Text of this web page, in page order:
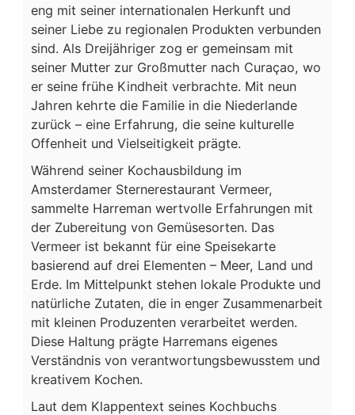
eng mit seiner internationalen Herkunft und
seiner Liebe zu regionalen Produkten verbunden
sind. Als Dreijähriger zog er gemeinsam mit
seiner Mutter zur Großmutter nach Curaçao, wo
er seine frühe Kindheit verbrachte. Mit neun
Jahren kehrte die Familie in die Niederlande
zurück – eine Erfahrung, die seine kulturelle
Offenheit und Vielseitigkeit prägte.
Während seiner Kochausbildung im
Amsterdamer Sternerestaurant Vermeer,
sammelte Harreman wertvolle Erfahrungen mit
der Zubereitung von Gemüsesorten. Das
Vermeer ist bekannt für eine Speisekarte
basierend auf drei Elementen – Meer, Land und
Erde. Im Mittelpunkt stehen lokale Produkte und
natürliche Zutaten, die in enger Zusammenarbeit
mit kleinen Produzenten verarbeitet werden.
Diese Haltung prägte Harremans eigenes
Verständnis von verantwortungsbewusstem und
kreativem Kochen.
Laut dem Klappentext seines Kochbuchs